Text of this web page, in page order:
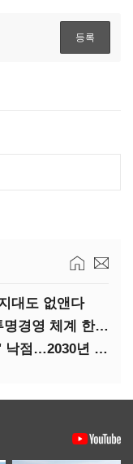
대도 없앤다
상임감사 공모 돌입한 해진공 "투명경영 체계 한층 강화"
해수부 신청사, 부산 '북항 1단계' 낙점…2030년 완공 목표